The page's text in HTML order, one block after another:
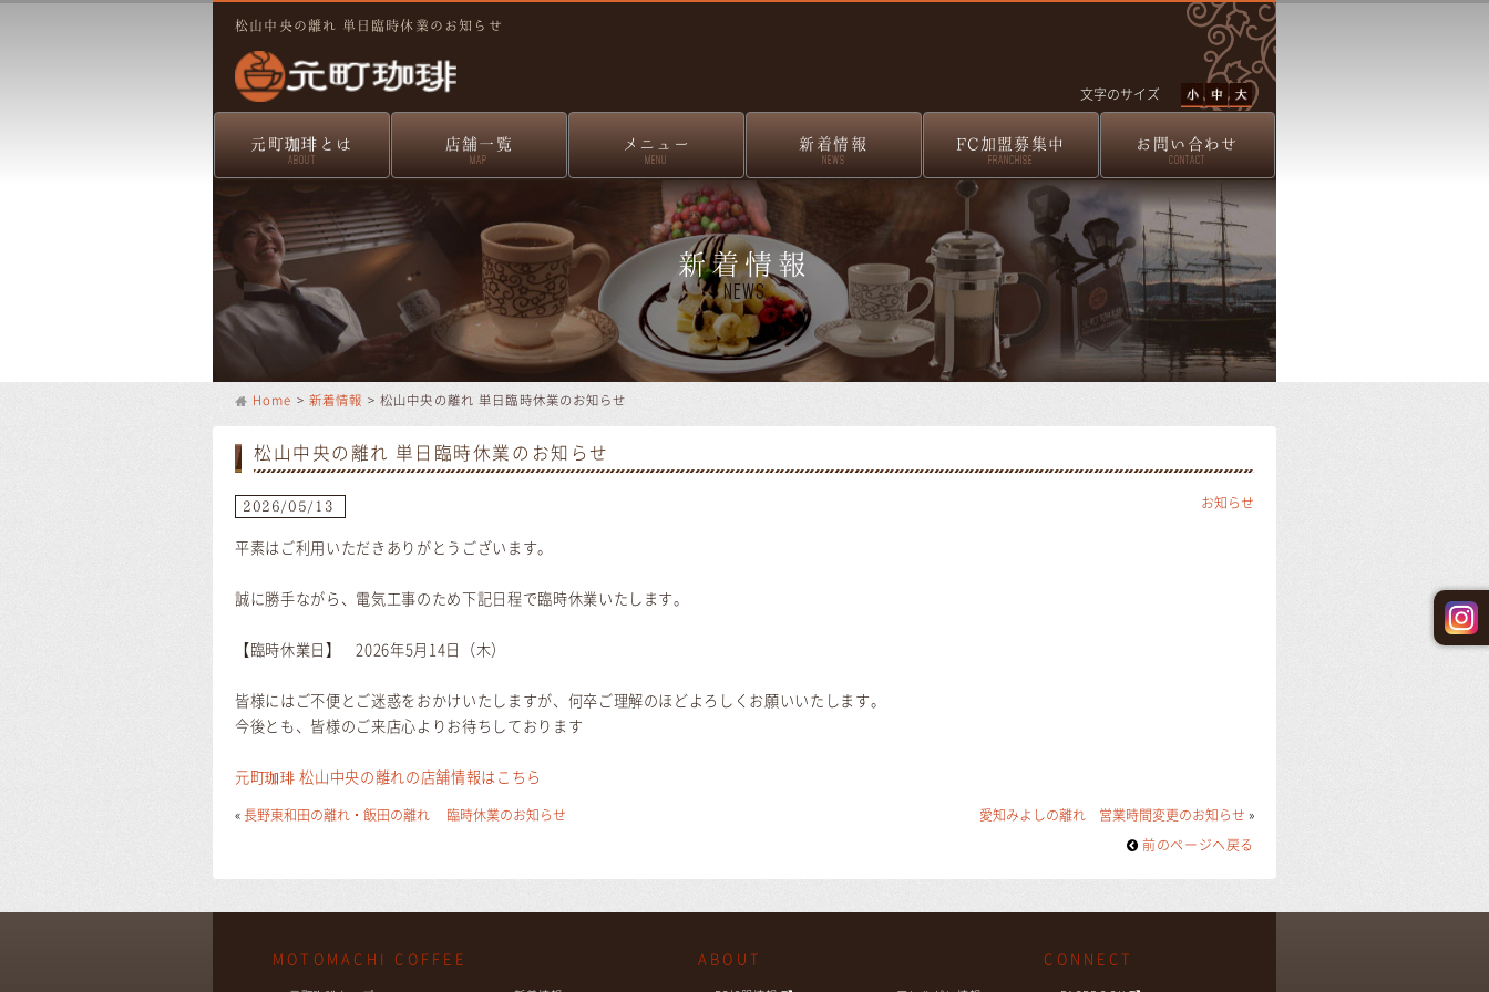
松山中央の離れ 単日臨時休業のお知らせ
文字のサイズ
元町珈琲とは
ABOUT
店舗一覧
MAP
メニュー
MENU
新着情報
NEWS
FC加盟募集中
FRANCHISE
お問い合わせ
CONTACT
新着情報
News
Home > 新着情報 > 松山中央の離れ 単日臨時休業のお知らせ
松山中央の離れ 単日臨時休業のお知らせ
お知らせ
2026/05/13
平素はご利用いただきありがとうございます。
誠に勝手ながら、電気工事のため下記日程で臨時休業いたします。
【臨時休業日】 2026年5月14日（木）
皆様にはご不便とご迷惑をおかけいたしますが、何卒ご理解のほどよろしくお願いいたします。
今後とも、皆様のご来店心よりお待ちしております
元町珈琲 松山中央の離れの店舗情報はこちら
«長野東和田の離れ・飯田の離れ 臨時休業のお知らせ 愛知みよしの離れ 営業時間変更のお知らせ »
前のページヘ戻る
MOTOMACHI COFFEE ABOUT CONNECT